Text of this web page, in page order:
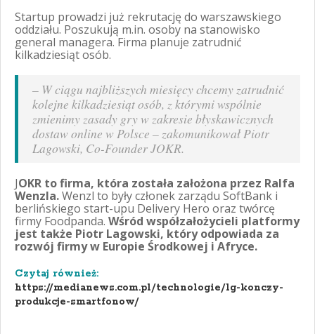
Startup prowadzi już rekrutację do warszawskiego
oddziału. Poszukują m.in. osoby na stanowisko
general managera. Firma planuje zatrudnić
kilkadziesiąt osób.
– W ciągu najbliższych miesięcy chcemy zatrudnić
kolejne kilkadziesiąt osób, z którymi wspólnie
zmienimy zasady gry w zakresie błyskawicznych
dostaw online w Polsce – zakomunikował Piotr
Lagowski, Co-Founder JOKR.
JOKR to firma, która została założona przez Ralfa
Wenzla.Wenzl to były członek zarządu SoftBank i
berlińskiego start-upu Delivery Hero oraz twórcę
firmy Foodpanda. Wśród współzałożycieli platformy
jest także Piotr Lagowski, który odpowiada za
rozwój firmy w Europie Środkowej i Afryce.
Czytaj również:
https://medianews.com.pl/technologie/lg-konczy-
produkcje-smartfonow/